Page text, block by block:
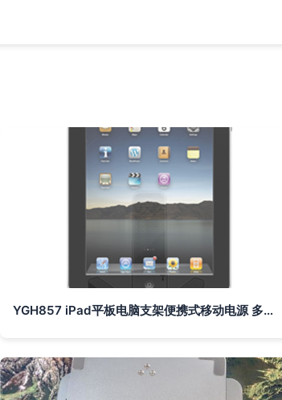
YGH857 iPad平板电脑支架便携式移动电源 多功能充电与支撑的完美融合